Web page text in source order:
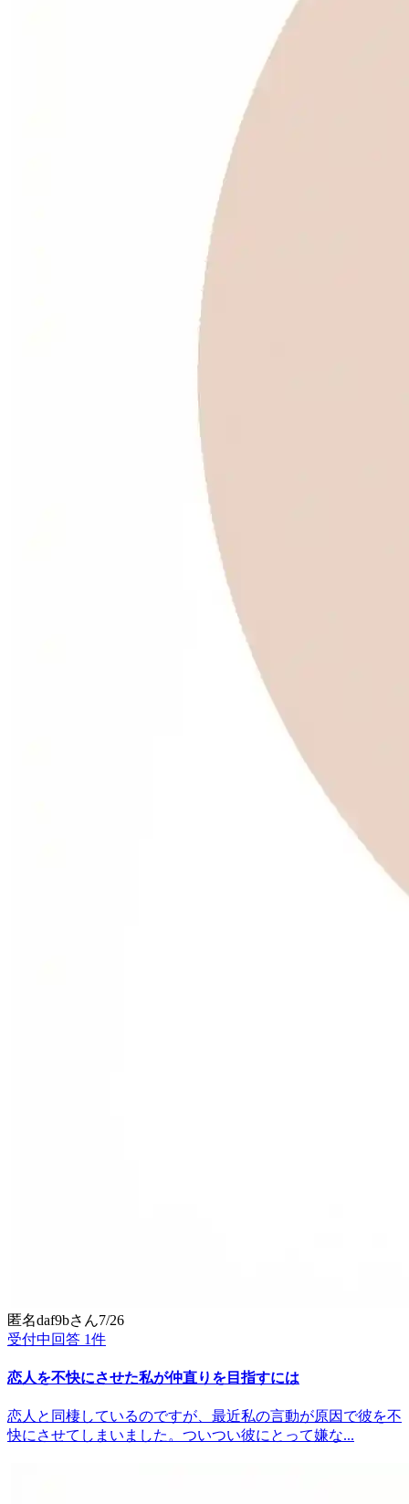
匿名daf9bさん7/26
受付中 回答 1件
恋人を不快にさせた私が仲直りを目指すには
恋人と同棲しているのですが、最近私の言動が原因で彼を不
快にさせてしまいました。ついつい彼にとって嫌な...